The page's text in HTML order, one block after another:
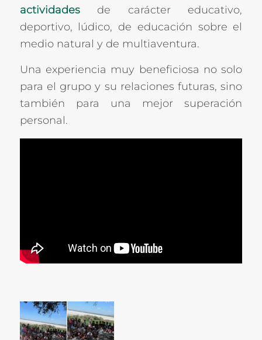
actividadesde carácter educativo,
deportivo, lúdico, de educación sobre el
medio natural y de multiaventura.
Una experiencia muy beneficiosa no solo
para el grupo y su relaciones futuras, sino
también para una mejor superación
personal.